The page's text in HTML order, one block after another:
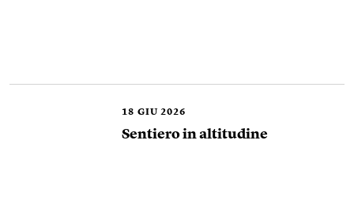
18 GIU 2026
Sentiero in altitudine